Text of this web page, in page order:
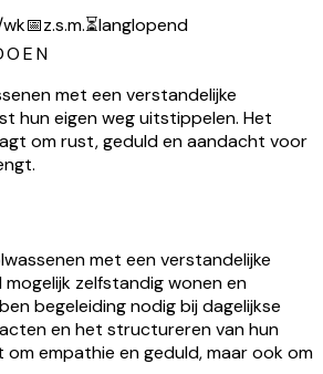
📅z.s.m.⏳langlopend
met een verstandelijke
hun eigen weg uitstippelen. Het
om rust, geduld en aandacht voor
met een verstandelijke
zelfstandig wonen en
begeleiding nodig bij dagelijkse
en het structureren van hun
om empathie en geduld, maar ook om